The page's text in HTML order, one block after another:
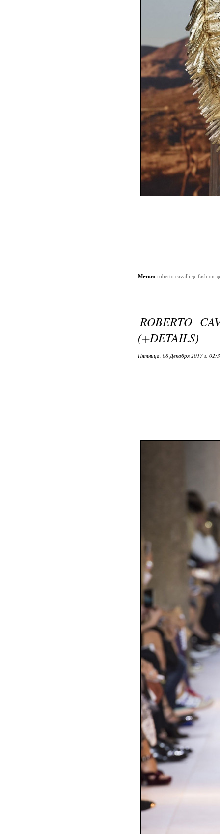
Метки: roberto cavalli fashion
ROBERTO
(+DETAILS)
Пятница, 08 Декабря 2017 г.